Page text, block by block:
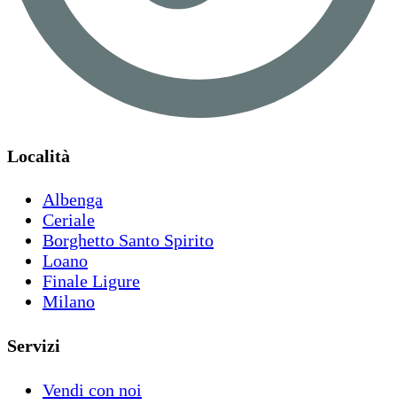
Località
Albenga
Ceriale
Borghetto Santo Spirito
Loano
Finale Ligure
Milano
Servizi
Vendi con noi